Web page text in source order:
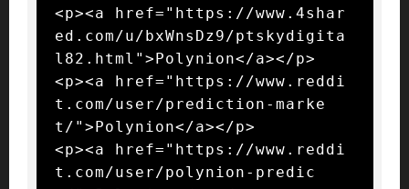
<p><a href="https://www.4shar
ed.com/u/bxWnsDz9/ptskydigita
l82.html">Polynion</a></p>
<p><a href="https://www.reddi
t.com/user/prediction-marke
t/">Polynion</a></p>
<p><a href="https://www.reddi
t.com/user/polynion-predic